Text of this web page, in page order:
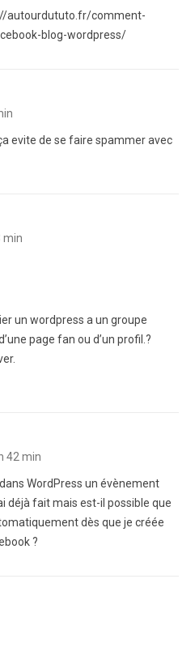
autourdututo.fr/comment-
blog-wordpress/
evite de se faire spammer avec
min
un wordpress a un groupe
page fan ou d’un profil.?
42 min
WordPress un évènement
déjà fait mais est-il possible que
dès que je créée
?